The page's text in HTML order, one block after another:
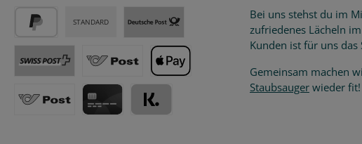
PayPal
Apple Pay
STANDARD
Post / DHL Deutschland - versicherter Versand
Post CH,LI - versicherter Versand
Post Österreich - versicherter Versand
Bei uns stehst du im
zufriedenes Lächeln
Kunden ist für uns das
Gemeinsam machen
Staubsauger wieder fit!